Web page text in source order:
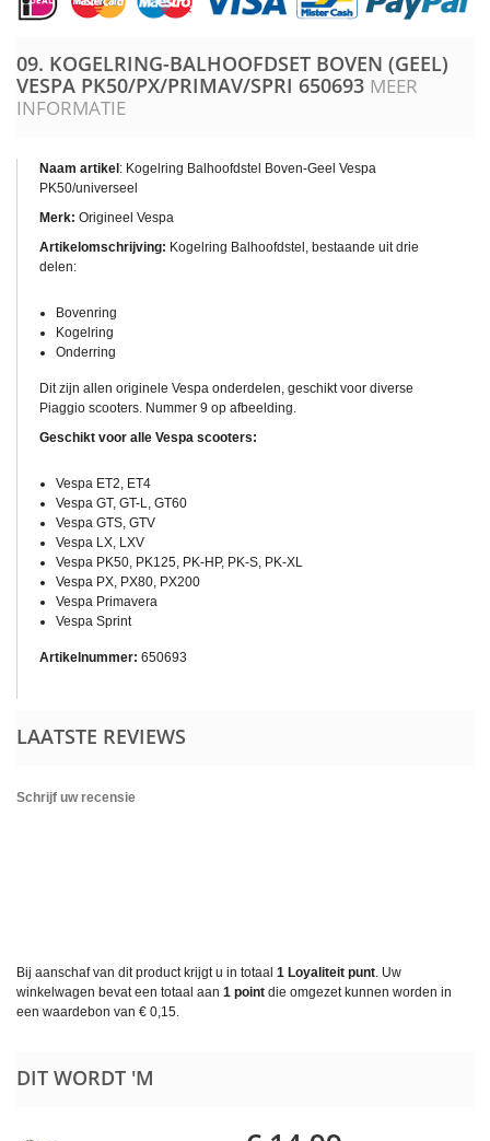
09. KOGELRING-BALHOOFDSET BOVEN (GEEL)
VESPA PK50/PX/PRIMAV/SPRI 650693 MEER
INFORMATIE
Naam artikel : Kogelring Balhoofdstel Boven-Geel Vespa
PK50/universeel
Merk: Origineel Vespa
Artikelomschrijving: Kogelring Balhoofdstel, bestaande uit drie
delen:
Bovenring
Kogelring
Onderring
Dit zijn allen originele Vespa onderdelen, geschikt voor diverse
Piaggio scooters. Nummer 9 op afbeelding.
Geschikt voor alle Vespa scooters:
Vespa ET2, ET4
Vespa GT, GT-L, GT60
Vespa GTS, GTV
Vespa LX, LXV
Vespa PK50, PK125, PK-HP, PK-S, PK-XL
Vespa PX, PX80, PX200
Vespa Primavera
Vespa Sprint
Artikelnummer: 650693
LAATSTE REVIEWS
Schrijf uw recensie
Bij aanschaf van dit product krijgt u in totaal 1 Loyaliteit punt. Uw
winkelwagen bevat een totaal aan 1 point die omgezet kunnen worden in
een waardebon van € 0,15.
DIT WORDT 'M